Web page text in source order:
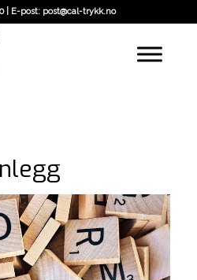
| E-post: post@cal-trykk.no